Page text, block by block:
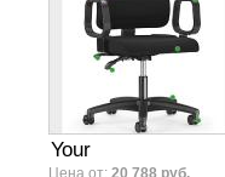
Your
Цена от: 20 788 руб.